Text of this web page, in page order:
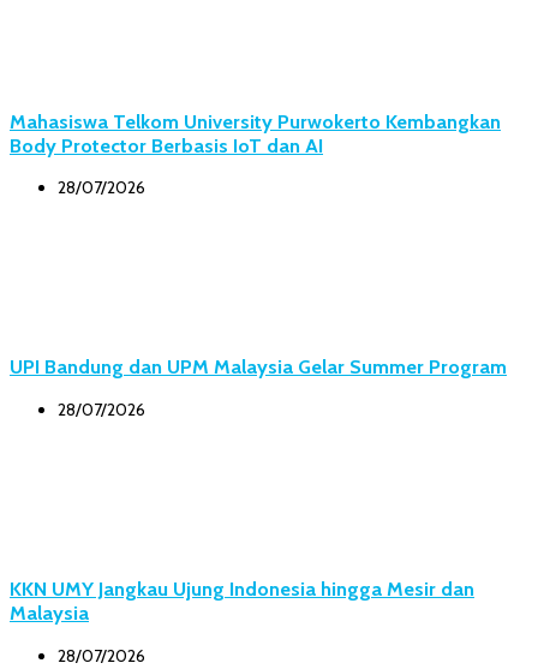
Mahasiswa Telkom University Purwokerto Kembangkan
Body Protector Berbasis IoT dan AI
28/07/2026
UPI Bandung dan UPM Malaysia Gelar Summer Program
28/07/2026
KKN UMY Jangkau Ujung Indonesia hingga Mesir dan
Malaysia
28/07/2026